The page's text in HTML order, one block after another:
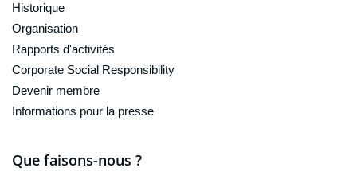
Historique
Organisation
Rapports d'activités
Corporate Social Responsibility
Devenir membre
Informations pour la presse
Que faisons-nous ?